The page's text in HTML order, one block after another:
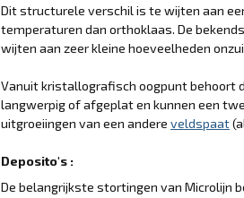
Dit structurele verschil is te wijten aan
temperaturen dan orthoklaas. De
wijten aan zeer kleine hoeveelheden
Vanuit kristallografisch oogpunt behoort
langwerpig of afgeplat en kunnen een
uitgroeiingen van een andere veldspaat
Deposito's :
De belangrijkste stortingen van Microlijn